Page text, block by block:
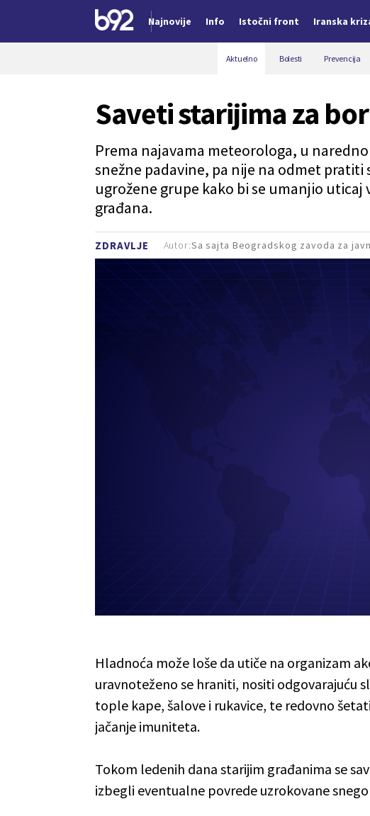
Najnovije Info Istočni front Iranska
Aktuelno Bolesti Prevencija
ZDRAVLJE
Saveti starijima za
Prema najavama meteorologa, u
snežne padavine, pa nije na odmet pratiti
ugrožene grupe kako bi se umanjio uticaj
građana.
Autor:Sa sajta Beogradskog zavoda za
Hladnoća može loše da utiče na organizam
uravnoteženo se hraniti, nositi odgovarajuću
tople kape, šalove i rukavice, te redovno
jačanje imuniteta.
Tokom ledenih dana starijim građanima se
izbegli eventualne povrede uzrokovane